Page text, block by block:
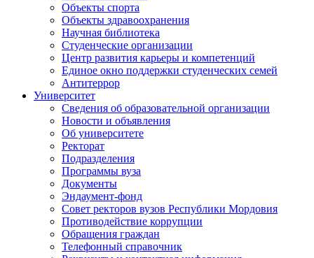
Объекты спорта
Объекты здравоохранения
Научная библиотека
Студенческие организации
Центр развития карьеры и компетенций
Единое окно поддержки студенческих семей
Антитеррор
Университет
Сведения об образовательной организации
Новости и объявления
Об университете
Ректорат
Подразделения
Программы вуза
Документы
Эндаумент-фонд
Совет ректоров вузов Республики Мордовия
Противодействие коррупции
Обращения граждан
Телефонный справочник